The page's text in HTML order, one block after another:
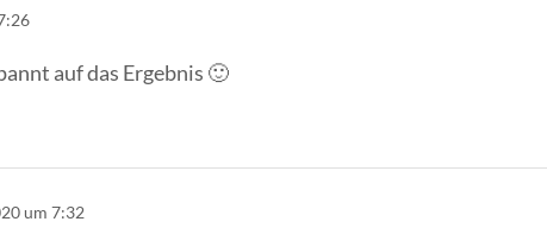
auf das Ergebnis 🙂
um 7:32